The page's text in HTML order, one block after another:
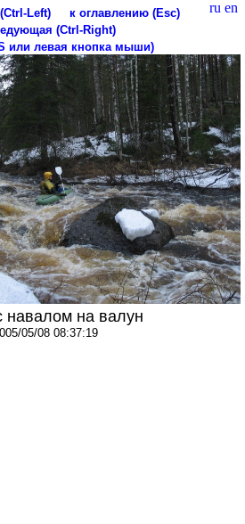
ru en
Left)
к оглавлению (Esc)
(Ctrl-Right)
или левая кнопка мыши)
навалом на валун
05/08 08:37:19